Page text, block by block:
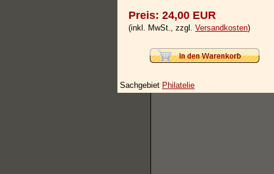
Preis: 24,00 EUR
(inkl. MwSt., zzgl. Versandkosten)
Sachgebiet Philatelie